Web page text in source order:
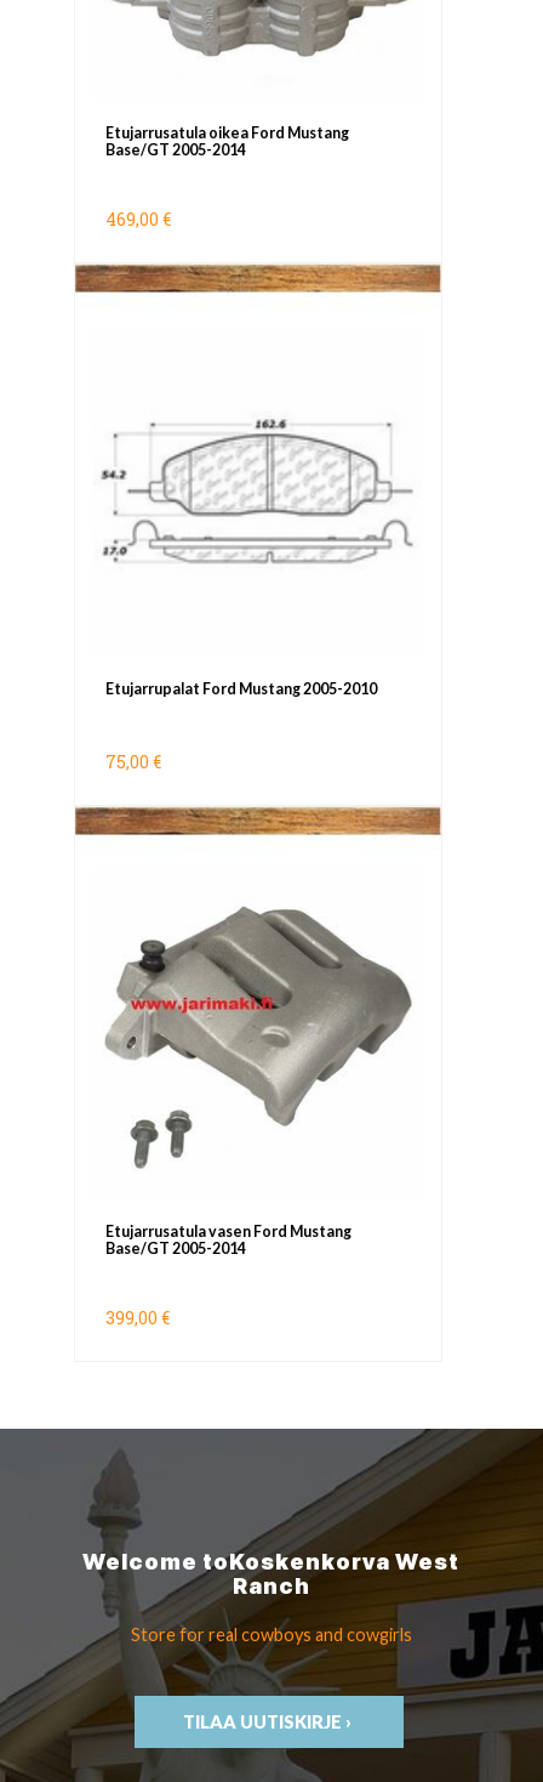
Etujarrusatula oikea Ford Mustang
Base/GT 2005-2014
469,00 €
Etujarrupalat Ford Mustang 2005-2010
75,00 €
Etujarrusatula vasen Ford Mustang
Base/GT 2005-2014
399,00 €
Welcome toKoskenkorvaWest
Ranch
Store for real cowboys and cowgirls
TILAA UUTISKIRJE ›